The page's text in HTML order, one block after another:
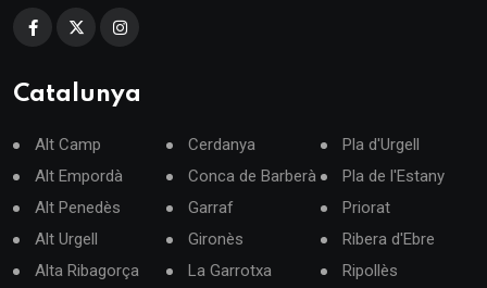
Catalunya
Alt Camp
Alt Empordà
Alt Penedès
Alt Urgell
Alta Ribagorça
Cerdanya
Conca de Barberà
Garraf
Gironès
La Garrotxa
Pla d'Urgell
Pla de l'Estany
Priorat
Ribera d'Ebre
Ripollès